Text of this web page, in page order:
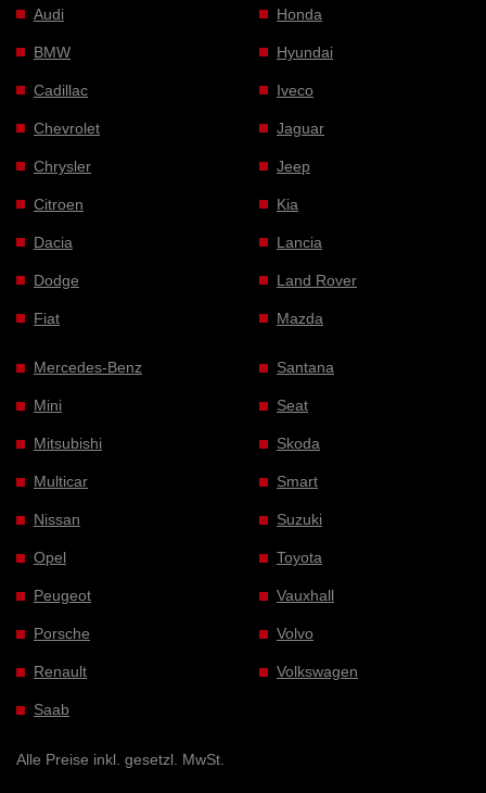
Audi
BMW
Cadillac
Chevrolet
Chrysler
Citroen
Dacia
Dodge
Fiat
Honda
Hyundai
Iveco
Jaguar
Jeep
Kia
Lancia
Land Rover
Mazda
Mercedes-Benz
Mini
Mitsubishi
Multicar
Nissan
Opel
Peugeot
Porsche
Renault
Saab
Santana
Seat
Skoda
Smart
Suzuki
Toyota
Vauxhall
Volvo
Volkswagen
Alle Preise inkl. gesetzl. MwSt.